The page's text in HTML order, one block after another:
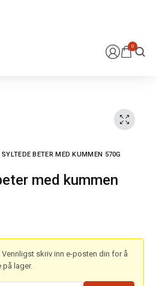
0
BETER MED KUMMEN 570G
skriv inn e-posten din for å
på lager.